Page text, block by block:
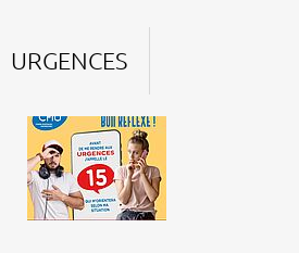
URGENCES